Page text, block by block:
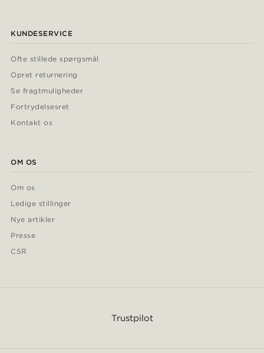
KUNDESERVICE
Ofte stillede spørgsmål
Opret returnering
Se fragtmuligheder
Fortrydelsesret
Kontakt os
OM OS
Om os
Ledige stillinger
Nye artikler
Presse
CSR
Trustpilot